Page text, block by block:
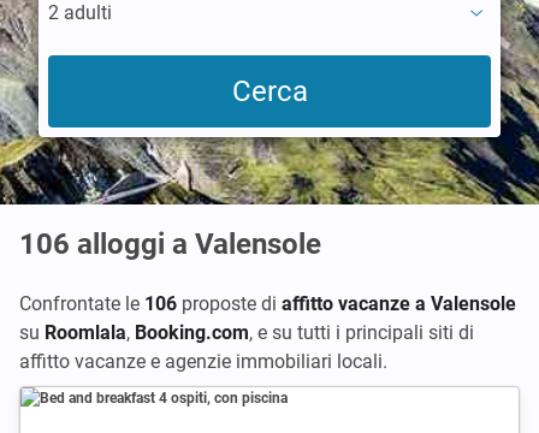
2 adulti
106 alloggi a Valensole
Confrontate le 106 proposte di affitto vacanze a Valensole
su Roomlala, Booking.com, e su tutti i principali siti di
affitto vacanze e agenzie immobiliari locali.